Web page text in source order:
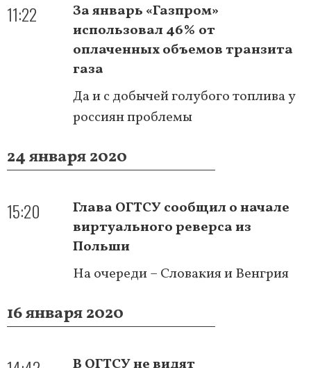
11:22
За январь «Газпром»
использовал 46% от
оплаченных объемов транзита
газа
Да и с добычей голубого топлива у
россиян проблемы
24 января 2020
15:20
Глава ОГТСУ сообщил о начале
виртуального реверса из
Польши
На очереди – Словакия и Венгрия
16 января 2020